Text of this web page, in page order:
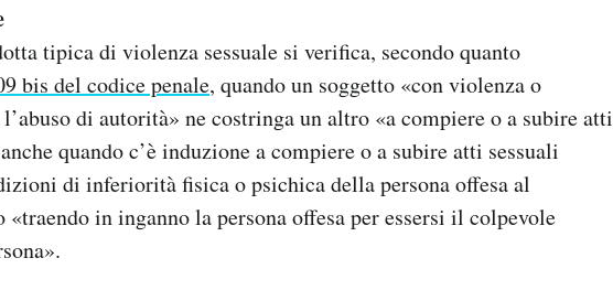
tipica di violenza sessuale si verifica, secondo quanto
bis del codice penale, quando un soggetto «con violenza o
di autorità» ne costringa un altro «a compiere o a subire atti
quando c’è induzione a compiere o a subire atti sessuali
di inferiorità fisica o psichica della persona offesa al
in inganno la persona offesa per essersi il colpevole